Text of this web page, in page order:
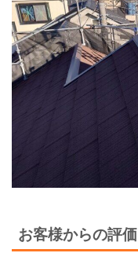
お客様からの評価